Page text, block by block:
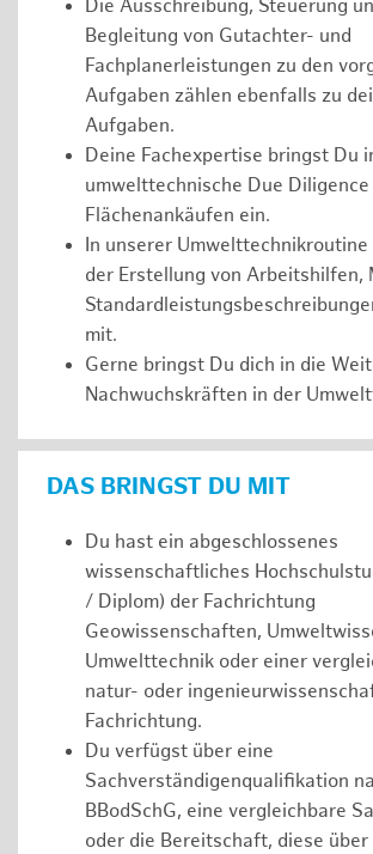
Die Ausschreibung, Steuerung
Begleitung von Gutachter- und
Fachplanerleistungen zu den
Aufgaben zählen ebenfalls zu
Aufgaben.
Deine Fachexpertise bringst Du
umwelttechnische Due Diligence
Flächenankäufen ein.
In unserer
der Erstellung von Arbeitshilfen,
mit.
Gerne bringst Du dich in die
Nachwuchskräften in der
DAS BRINGST DU MIT
Du hast ein abgeschlossenes
wissenschaftliches
/ Diplom) der Fachrichtung
Geowissenschaften,
Umwelttechnik oder einer
natur- oder
Fachrichtung.
Du verfügst über eine
Sachverständigenqualifikation
BBodSchG, eine vergleichbare
oder die Bereitschaft, diese über